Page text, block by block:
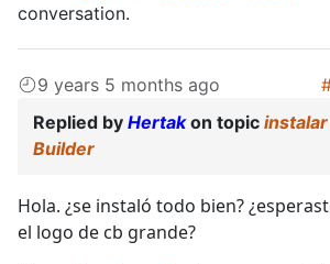
conversation.
9 years 5 months ago
Replied by Hertakon topic
Builder
Hola. ¿se instaló todo bien?
el logo de cb grande?